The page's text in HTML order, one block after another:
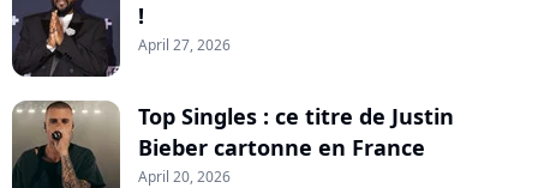
!
April 27, 2026
Top Singles : ce titre de Justin
Bieber cartonne en France
April 20, 2026